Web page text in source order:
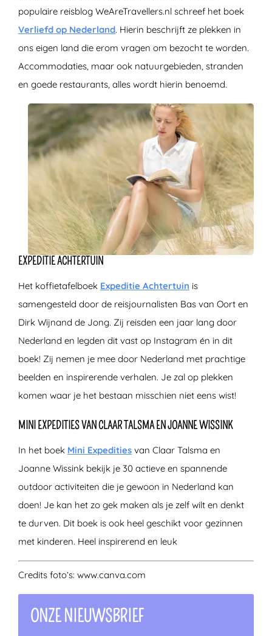
populaire reisblog WeAreTravellers.nl schreef het boek
Verliefd op Nederland. Hierin beschrijft ze plekken in
ons eigen land die erom vragen om bezocht te worden.
Accommodaties, maar ook natuurgebieden, stranden
en goede restaurants, alles wordt hierin benoemd.
EXPEDITIE ACHTERTUIN
Het koffietafelboek Expeditie Achtertuin is
samengesteld door de reisjournalisten Bas van Oort en
Dirk Wijnand de Jong. Zij reisden een jaar lang door
Nederland en legden dit vast op Instagram én in dit
boek! Zij nemen je mee door Nederland met prachtige
beelden en inspirerende verhalen. Je zal op plekken
komen waar je het bestaan misschien niet eens wist!
MINI EXPEDITIES VAN CLAAR TALSMA EN JOANNE WISSINK
In het boek Mini Expedities van Claar Talsma en
Joanne Wissink bekijk je 30 actieve en spannende
outdoor activiteiten die je gewoon in Nederland kan
doen! Je kan het zo gek maken als je zelf wilt en denkt
te durven. Dit boek is ook heel geschikt voor gezinnen
met kinderen. Heel inspirerend en leuk
Credits foto’s: www.canva.com
ONZE NIEUWSBRIEF